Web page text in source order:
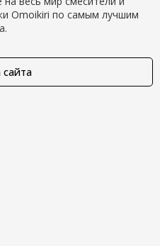
Omoikiri по самым лучшим
сайта